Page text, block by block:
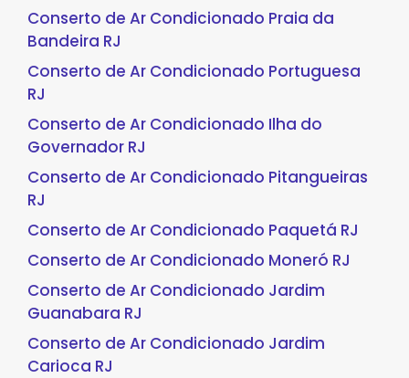
Conserto de Ar Condicionado Praia da
Bandeira RJ
Conserto de Ar Condicionado Portuguesa
RJ
Conserto de Ar Condicionado Ilha do
Governador RJ
Conserto de Ar Condicionado Pitangueiras
RJ
Conserto de Ar Condicionado Paquetá RJ
Conserto de Ar Condicionado Moneró RJ
Conserto de Ar Condicionado Jardim
Guanabara RJ
Conserto de Ar Condicionado Jardim
Carioca RJ